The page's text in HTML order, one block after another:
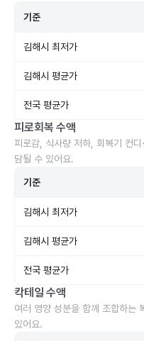
기준
김해시 최저가
김해시 평균가
전국 평균가
피로회복 수액
피로감, 식사량 저하, 회복기 컨
담될 수 있어요.
기준
김해시 최저가
김해시 평균가
전국 평균가
칵테일 수액
여러 영양 성분을 함께 조합하는
있어요.